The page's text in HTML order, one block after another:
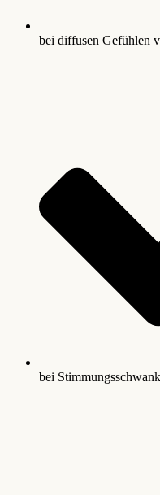
bei diffusen Gefühlen
bei